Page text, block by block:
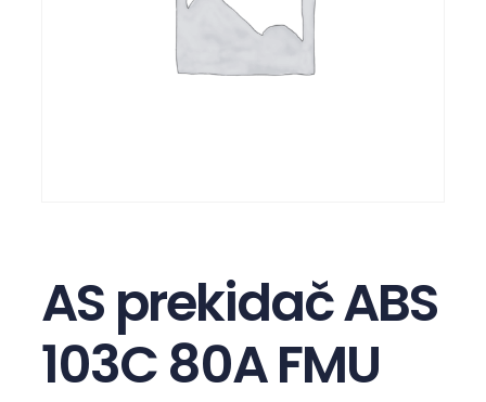
AS prekidač ABS
103C 80A FMU